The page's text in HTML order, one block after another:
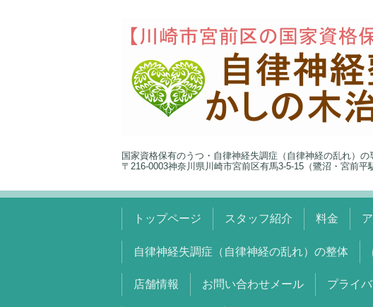
国家資格保有のうつ・自律神経失調症（自律神経の乱れ）の
〒216-0003神奈川県川崎市宮前区有馬3-5-15（鷺沼・宮前平
トップページ スタッフ紹介 料金
自律神経失調症（自律神経の乱れ）の整体
店舗情報 お問い合わせメール プライ